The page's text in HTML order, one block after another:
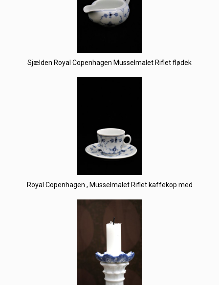
Sjælden Royal Copenhagen Musselmalet Riflet flødek
Royal Copenhagen , Musselmalet Riflet kaffekop med